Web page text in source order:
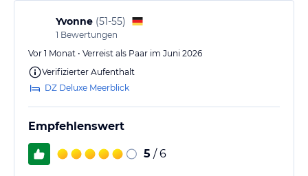
Yvonne (51-55)
1 Bewertungen
Vor 1 Monat • Verreist als Paar im Juni 2026
Verifizierter Aufenthalt
DZ Deluxe Meerblick
Empfehlenswert
5 / 6